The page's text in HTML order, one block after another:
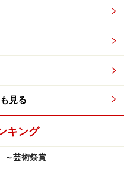
サンス』」
19：45～「宝塚
11:00～「TAKARAZUKA
～「山村美紗サスペ
見る
キング
～芸術祭賞